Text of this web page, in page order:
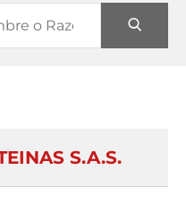
S.A.S.